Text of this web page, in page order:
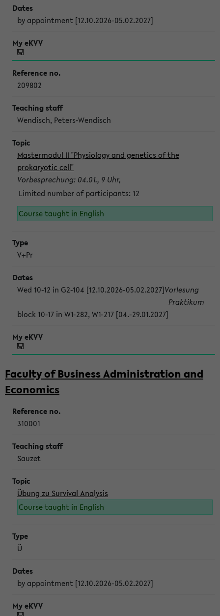
by appointment [12.10.2026-05.02.2027]
209802
Wendisch, Peters-Wendisch
Mastermodul II "Physiology and genetics of the
prokaryotic cell"
Vorbesprechung: 04.01., 9 Uhr,
Limited number of participants: 12
Course taught in English
V+Pr
Wed 10-12 in G2-104 [12.10.2026-05.02.2027]Vorlesung
block 10-17 in W1-282, W1-217 [04.-29.01.2027]
Praktikum
Faculty of Business Administration and
Economics
310001
Sauzet
Übung zu Survival Analysis
Course taught in English
Ü
by appointment [12.10.2026-05.02.2027]